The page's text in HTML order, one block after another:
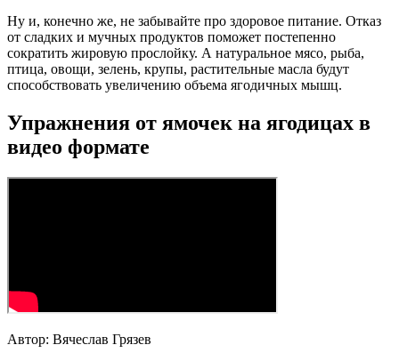
Ну и, конечно же, не забывайте про здоровое питание. Отказ
от сладких и мучных продуктов поможет постепенно
сократить жировую прослойку. А натуральное мясо, рыба,
птица, овощи, зелень, крупы, растительные масла будут
способствовать увеличению объема ягодичных мышц.
Упражнения от ямочек на ягодицах в
видео формате
Автор: Вячеслав Грязев